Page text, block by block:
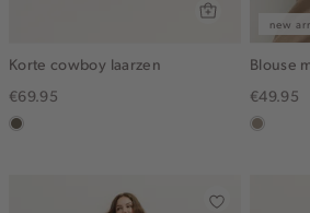
Korte cowboy laarzen
€69.95
middenbruin
new
Blouse
€49.95
taupe,